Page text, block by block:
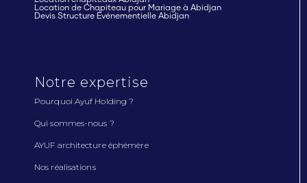
Location de Chapiteau pour Mariage à Abidjan
Devis Structure Événementielle Abidjan
Notre expertise
Pourquoi Ayuf Holding ?
Qui sommes-nous ?
AYUF architecture éphémère
Nos réalisations